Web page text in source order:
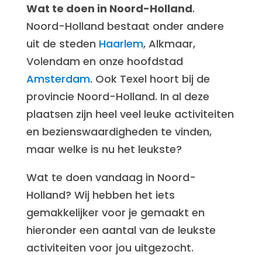
Wat te doen in Noord-Holland.
Noord-Holland bestaat onder andere
uit de steden Haarlem, Alkmaar,
Volendam en onze hoofdstad
Amsterdam. Ook Texel hoort bij de
provincie Noord-Holland. In al deze
plaatsen zijn heel veel leuke activiteiten
en bezienswaardigheden te vinden,
maar welke is nu het leukste?
Wat te doen vandaag in Noord-
Holland? Wij hebben het iets
gemakkelijker voor je gemaakt en
hieronder een aantal van de leukste
activiteiten voor jou uitgezocht.